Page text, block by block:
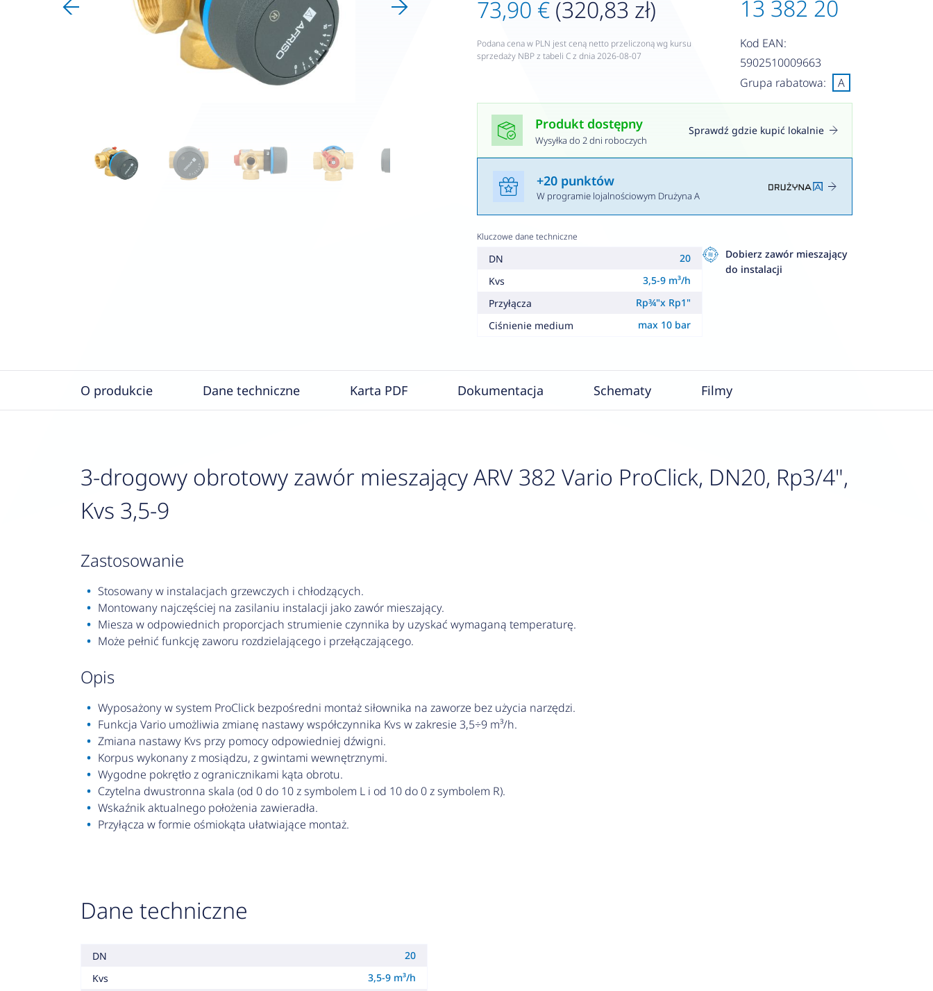
73,90 € (320,83 zł)
Podana cena w PLN jest ceną netto przeliczoną wg kursu
sprzedaży NBP z tabeli C z dnia 2026-08-07
13 382 20
Kod EAN:
5902510009663
Grupa rabatowa:
A
Produkt dostępny
Wysyłka do 2 dni roboczych
Sprawdź gdzie kupić lokalnie
+20 punktów
W programie lojalnościowym Drużyna A
Kluczowe dane techniczne
DN
20
Kvs
3,5-9 m³/h
Przyłącza
Rp¾"x Rp1"
Ciśnienie medium
max 10 bar
Dobierz zawór mieszający
do instalacji
O produkcie Dane techniczne Karta PDF Dokumentacja Schematy Filmy
3-drogowy obrotowy zawór mieszający ARV 382 Vario ProClick, DN20, Rp3/4",
Kvs 3,5-9
zastosowanie
Stosowany w instalacjach grzewczych i chłodzących.
Montowany najczęściej na zasilaniu instalacji jako zawór mieszający.
Miesza w odpowiednich proporcjach strumienie czynnika by uzyskać wymaganą temperaturę.
Może pełnić funkcję zaworu rozdzielającego i przełączającego.
opis
Wyposażony w system ProClick bezpośredni montaż siłownika na zaworze bez użycia narzędzi.
Funkcja Vario umożliwia zmianę nastawy współczynnika Kvs w zakresie 3,5÷9 m³/h.
Zmiana nastawy Kvs przy pomocy odpowiedniej dźwigni.
Korpus wykonany z mosiądzu, z gwintami wewnętrznymi.
Wygodne pokrętło z ogranicznikami kąta obrotu.
Czytelna dwustronna skala (od 0 do 10 z symbolem L i od 10 do 0 z symbolem R).
Wskaźnik aktualnego położenia zawieradła.
Przyłącza w formie ośmiokąta ułatwiające montaż.
Dane techniczne
DN
20
Kvs
3,5-9 m³/h